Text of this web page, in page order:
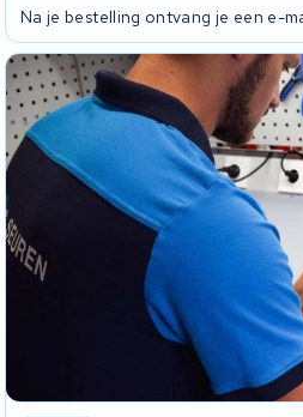
Na je bestelling ontvang je een e-